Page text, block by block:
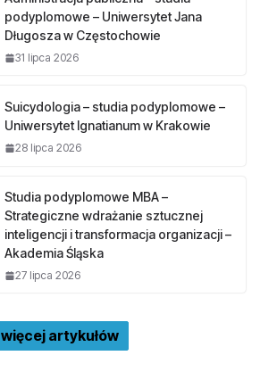
podyplomowe – Uniwersytet Jana
Długosza w Częstochowie
31 lipca 2026
Suicydologia – studia podyplomowe –
Uniwersytet Ignatianum w Krakowie
28 lipca 2026
Studia podyplomowe MBA –
Strategiczne wdrażanie sztucznej
inteligencji i transformacja organizacji –
Akademia Śląska
27 lipca 2026
więcej artykułów